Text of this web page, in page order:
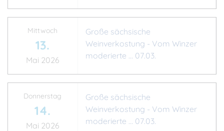
Mittwoch
13.
Mai 2026
Große sächsische
Weinverkostung - Vom Winzer
moderierte ... 07.03.
Donnerstag
14.
Mai 2026
Große sächsische
Weinverkostung - Vom Winzer
moderierte ... 07.03.